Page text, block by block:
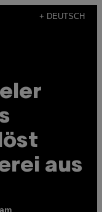
+ DEUTSCH
aus